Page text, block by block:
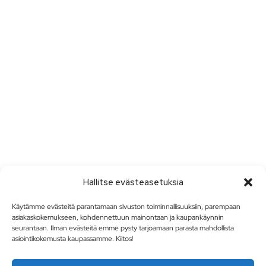
Hallitse evästeasetuksia
Käytämme evästeitä parantamaan sivuston toiminnallisuuksiin, parempaan
asiakaskokemukseen, kohdennettuun mainontaan ja kaupankäynnin
seurantaan. Ilman evästeitä emme pysty tarjoamaan parasta mahdollista
asiointikokemusta kaupassamme. Kiitos!